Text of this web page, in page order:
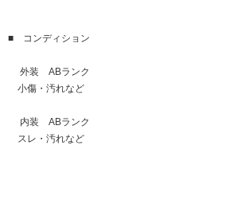
■ コンディション
外装 ABランク
小傷・汚れなど
内装 ABランク
スレ・汚れなど